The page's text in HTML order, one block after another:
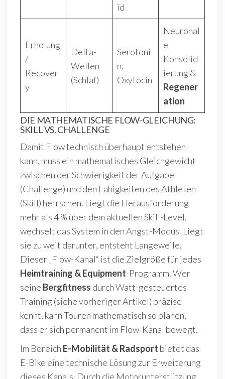
id
Erholung
/
Recover
y
Delta-
Wellen
(Schlaf)
Serotoni
n,
Oxytocin
Neuronal
e
Konsolid
ierung &
Regener
ation
DIE MATHEMATISCHE FLOW-GLEICHUNG:
SKILL VS. CHALLENGE
Damit Flow technisch überhaupt entstehen
kann, muss ein mathematisches Gleichgewicht
zwischen der Schwierigkeit der Aufgabe
(Challenge) und den Fähigkeiten des Athleten
(Skill) herrschen. Liegt die Herausforderung
mehr als 4 % über dem aktuellen Skill-Level,
wechselt das System in den Angst-Modus. Liegt
sie zu weit darunter, entsteht Langeweile.
Dieser „Flow-Kanal“ ist die Zielgröße für jedes
Heimtraining & Equipment-Programm. Wer
seine Bergfitness durch Watt-gesteuertes
Training (siehe vorheriger Artikel) präzise
kennt, kann Touren mathematisch so planen,
dass er sich permanent im Flow-Kanal bewegt.
Im Bereich E-Mobilität & Radsport bietet das
E-Bike eine technische Lösung zur Erweiterung
dieses Kanals. Durch die Motorunterstützung